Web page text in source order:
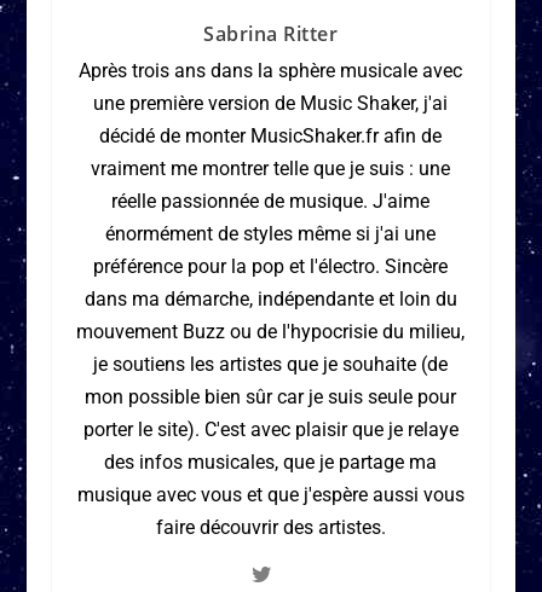
Sabrina Ritter
Après trois ans dans la sphère musicale avec
une première version de Music Shaker, j'ai
décidé de monter MusicShaker.fr afin de
vraiment me montrer telle que je suis : une
réelle passionnée de musique. J'aime
énormément de styles même si j'ai une
préférence pour la pop et l'électro. Sincère
dans ma démarche, indépendante et loin du
mouvement Buzz ou de l'hypocrisie du milieu,
je soutiens les artistes que je souhaite (de
mon possible bien sûr car je suis seule pour
porter le site). C'est avec plaisir que je relaye
des infos musicales, que je partage ma
musique avec vous et que j'espère aussi vous
faire découvrir des artistes.